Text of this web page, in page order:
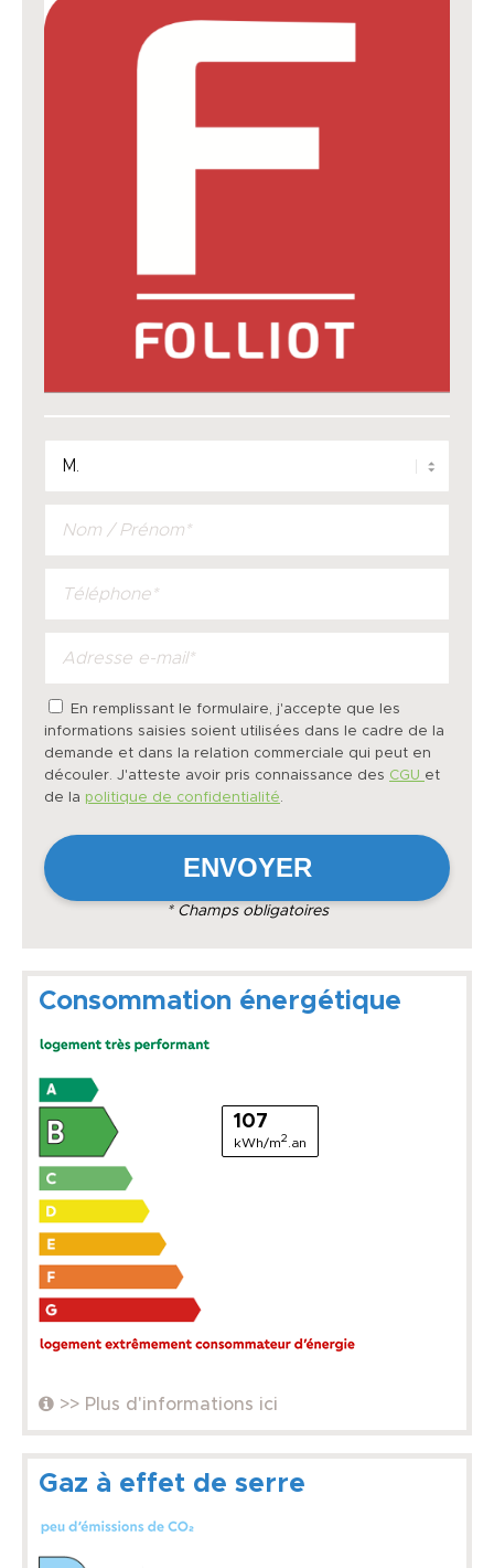
En remplissant le formulaire, j'accepte que les
informations saisies soient utilisées dans le cadre de la
demande et dans la relation commerciale qui peut en
découler. J'atteste avoir pris connaissance des CGU et
de la politique de confidentialité.
* Champs obligatoires
Consommation énergétique
107
kWh/m2 .an
>> Plus d'informations ici
Gaz à effet de serre